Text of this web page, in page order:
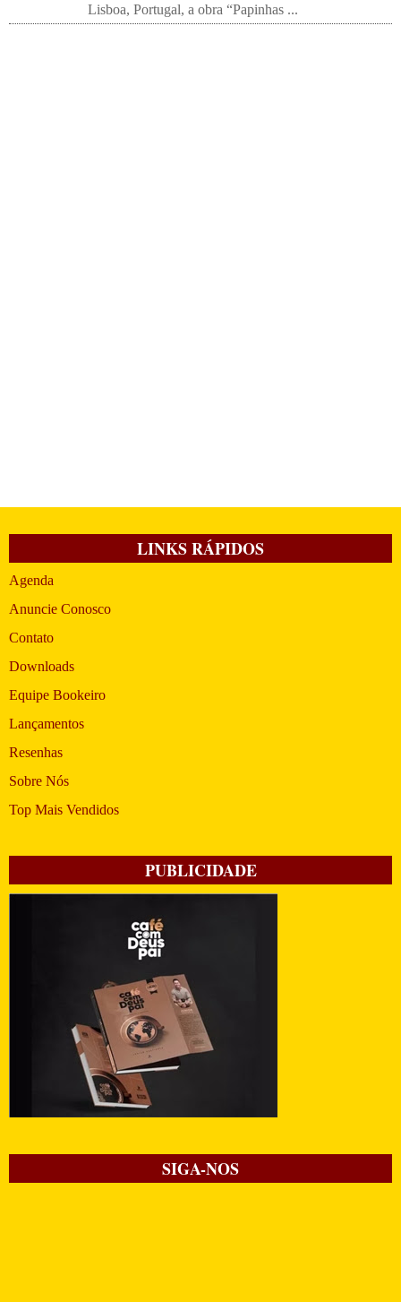
Lisboa, Portugal, a obra “Papinhas ...
LINKS RÁPIDOS
Agenda
Anuncie Conosco
Contato
Downloads
Equipe Bookeiro
Lançamentos
Resenhas
Sobre Nós
Top Mais Vendidos
PUBLICIDADE
SIGA-NOS